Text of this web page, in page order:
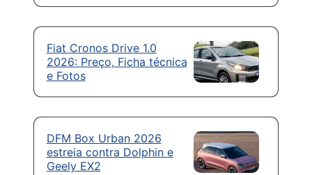
Fiat Cronos Drive 1.0
2026: Preço, Ficha técnica
e Fotos
DFM Box Urban 2026
estreia contra Dolphin e
Geely EX2